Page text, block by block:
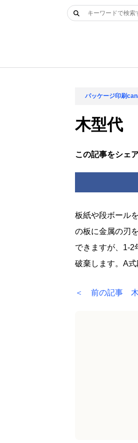
検
パッケージ印刷
木型代
この記事をシェ
板紙や段ボール
の板に金属の刃
できますが、1-2
破棄します。A
＜ 前の記事 木